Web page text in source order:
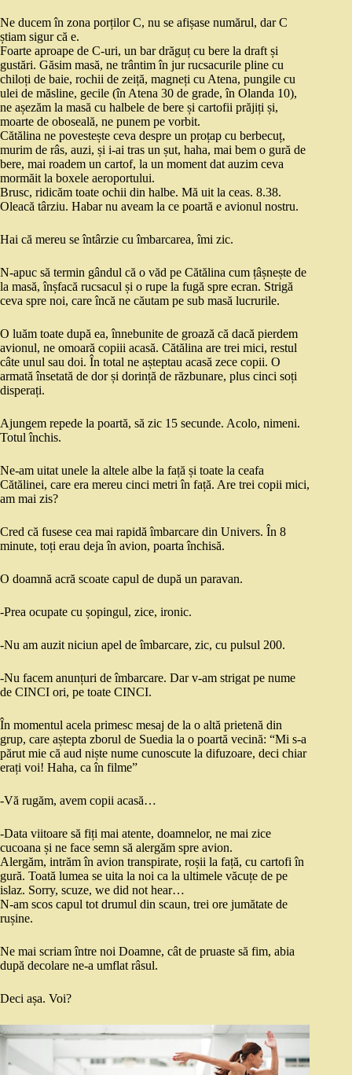
Ne ducem în zona porților C, nu se afișase numărul, dar C
știam sigur că e.
Foarte aproape de C-uri, un bar drăguț cu bere la draft și
gustări. Găsim masă, ne trântim în jur rucsacurile pline cu
chiloți de baie, rochii de zeiță, magneți cu Atena, pungile cu
ulei de măsline, gecile (în Atena 30 de grade, în Olanda 10),
ne așezăm la masă cu halbele de bere și cartofii prăjiți și,
moarte de oboseală, ne punem pe vorbit.
Cătălina ne povestește ceva despre un proțap cu berbecuț,
murim de râs, auzi, și i-ai tras un șut, haha, mai bem o gură de
bere, mai roadem un cartof, la un moment dat auzim ceva
mormăit la boxele aeroportului.
Brusc, ridicăm toate ochii din halbe. Mă uit la ceas. 8.38.
Oleacă târziu. Habar nu aveam la ce poartă e avionul nostru.
Hai că mereu se întârzie cu îmbarcarea, îmi zic.
N-apuc să termin gândul că o văd pe Cătălina cum țâșnește de
la masă, înșfacă rucsacul și o rupe la fugă spre ecran. Strigă
ceva spre noi, care încă ne căutam pe sub masă lucrurile.
O luăm toate după ea, înnebunite de groază că dacă pierdem
avionul, ne omoară copiii acasă. Cătălina are trei mici, restul
câte unul sau doi. În total ne așteptau acasă zece copii. O
armată însetată de dor și dorință de răzbunare, plus cinci soți
disperați.
Ajungem repede la poartă, să zic 15 secunde. Acolo, nimeni.
Totul închis.
Ne-am uitat unele la altele albe la față și toate la ceafa
Cătălinei, care era mereu cinci metri în față. Are trei copii mici,
am mai zis?
Cred că fusese cea mai rapidă îmbarcare din Univers. În 8
minute, toți erau deja în avion, poarta închisă.
O doamnă acră scoate capul de după un paravan.
-Prea ocupate cu șopingul, zice, ironic.
-Nu am auzit niciun apel de îmbarcare, zic, cu pulsul 200.
-Nu facem anunțuri de îmbarcare. Dar v-am strigat pe nume
de CINCI ori, pe toate CINCI.
În momentul acela primesc mesaj de la o altă prietenă din
grup, care aștepta zborul de Suedia la o poartă vecină: “Mi s-a
părut mie că aud niște nume cunoscute la difuzoare, deci chiar
erați voi! Haha, ca în filme”
-Vă rugăm, avem copii acasă…
-Data viitoare să fiți mai atente, doamnelor, ne mai zice
cucoana și ne face semn să alergăm spre avion.
Alergăm, intrăm în avion transpirate, roșii la față, cu cartofi în
gură. Toată lumea se uita la noi ca la ultimele văcuțe de pe
islaz. Sorry, scuze, we did not hear…
N-am scos capul tot drumul din scaun, trei ore jumătate de
rușine.
Ne mai scriam între noi Doamne, cât de pruaste să fim, abia
după decolare ne-a umflat râsul.
Deci așa. Voi?